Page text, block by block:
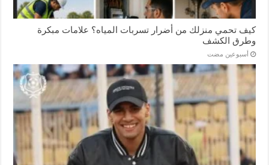
كيف تحمي منزلك من أضرار تسربات المياه؟ علامات مبكرة
وطرق الكشف
‏أسبوعين مضت